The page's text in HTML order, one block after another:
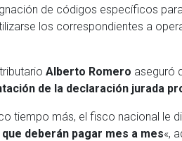
de códigos específicos
los correspondientes a
Alberto Romero aseguró
de la declaración jurada
tiempo más, el fisco nacional le
que deberán pagar mes a mes«,